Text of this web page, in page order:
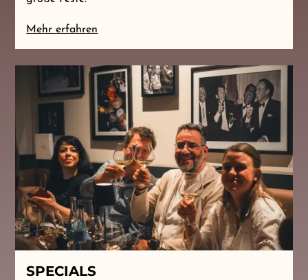
Mehr erfahren
SPECIALS